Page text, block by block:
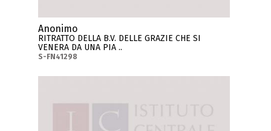
Anonimo
RITRATTO DELLA B.V. DELLE GRAZIE CHE SI
VENERA DA UNA PIA ..
S-FN41298